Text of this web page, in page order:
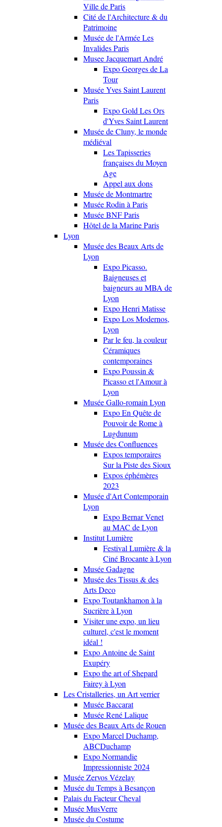
Ville de Paris
Cité de l'Architecture & du
Patrimoine
Musée de l'Armée Les
Invalides Paris
Musee Jacquemart André
Expo Georges de La
Tour
Musée Yves Saint Laurent
Paris
Expo Gold Les Ors
d'Yves Saint Laurent
Musée de Cluny, le monde
médiéval
Les Tapisseries
françaises du Moyen
Age
Appel aux dons
Musée de Montmartre
Musée Rodin à Paris
Musée BNF Paris
Hôtel de la Marine Paris
Lyon
Musée des Beaux Arts de
Lyon
Expo Picasso.
Baigneuses et
baigneurs au MBA de
Lyon
Expo Henri Matisse
Expo Los Modernos,
Lyon
Par le feu, la couleur
Céramiques
contemporaines
Expo Poussin &
Picasso et l'Amour à
Lyon
Musée Gallo-romain Lyon
Expo En Quête de
Pouvoir de Rome à
Lugdunum
Musée des Confluences
Expos temporaires
Sur la Piste des Sioux
Expos éphémères
2023
Musée d'Art Contemporain
Lyon
Expo Bernar Venet
au MAC de Lyon
Institut Lumière
Festival Lumière & la
Ciné Brocante à Lyon
Musée Gadagne
Musée des Tissus & des
Arts Deco
Expo Toutankhamon à la
Sucrière à Lyon
Visiter une expo, un lieu
culturel, c'est le moment
idéal !
Expo Antoine de Saint
Exupéry
Expo the art of Shepard
Fairey à Lyon
Les Cristalleries, un Art verrier
Musée Baccarat
Musée René Lalique
Musée des Beaux Arts de Rouen
Expo Marcel Duchamp,
ABCDuchamp
Expo Normandie
Impressionniste 2024
Musée Zervos Vézelay
Musée du Temps à Besançon
Palais du Facteur Cheval
Musée MusVerre
Musée du Costume